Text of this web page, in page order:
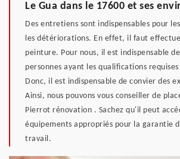
Le Gua dans le 17600 et ses
Des entretiens sont indispensables pour
les détériorations. En effet, il faut
peinture. Pour nous, il est indispensable
personnes ayant les qualifications
Donc, il est indispensable de convier des
Ainsi, nous pouvons vous conseiller de
Pierrot rénovation . Sachez qu'il peut
équipements appropriés pour la garantie
travail.